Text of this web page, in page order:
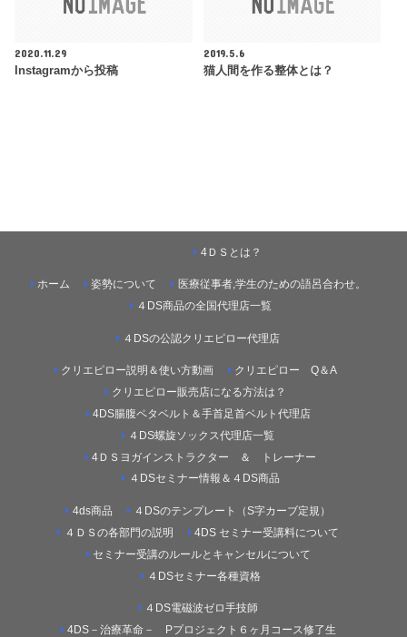
2020.11.29
Instagramから投稿
2019.5.6
猫人間を作る整体とは？
ホーム
4ＤＳとは？
姿勢について
医療従事者,学生のための語呂合わせ。
４DS商品の全国代理店一覧
４DSの公認クリエピロー代理店
クリエピロー説明＆使い方動画
クリエピロー Q＆A
クリエピロー販売店になる方法は？
4DS腸腹ペタベルト＆手首足首ベルト代理店
４DS螺旋ソックス代理店一覧
4ＤＳヨガインストラクター ＆ トレーナー
４DSセミナー情報＆４DS商品
4ds商品
４DSのテンプレート（S字カーブ定規）
４ＤＳの各部門の説明
4DS セミナー受講料について
セミナー受講のルールとキャンセルについて
４DSセミナー各種資格
４DS電磁波ゼロ手技師
4DS－治療革命－ Pプロジェクト６ヶ月コース修了生